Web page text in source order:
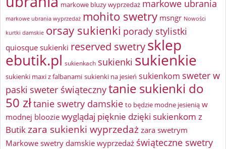
markowe bluzy wyprzedaż markowe ubrania
markowe ubrania wyprzedaż mohito swetry msngr Nowości
kurtki damskie orsay sukienki porady stylistki
quiosque sukienki reserved swetrysklep
ebutik.pl sukienkach sukienki sukienkie
sukienki maxi z falbanami sukienki na jesień sukienkom sweter w
paski sweter świątecznytanie sukienki do
50 złtanie swetry damskie to będzie modne jesienią w
modnej bloozie wyglądaj pięknie dzięki sukienkom z
Butikzara sukienki wyprzedażzara swetrym
Markowe swetry damskie wyprzedaż świąteczne swetry